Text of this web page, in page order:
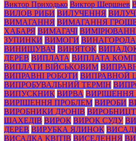
Виктор Приходько Виктор Шершнев
ВИЛОВ РИБИ ВИЛУЧЕННЯ
ВИМАГАННЯ ВИМАГАННЯ
ХАБАРЯ ВИМАГАЧІ
ЗУПИНКИ ВИМОГИ ВИНАГОРОДА
ВИНИЩУВАЧ ВИНЯТОК
ДЕРЕВ ВИПЛАТА ВИПЛАТА
ВИПЛАТИ ВІЙСЬКОВИМ
ВИПРАВНІ РОБОТИ ВИПРАВНОЙ
ВИПРОБУВАЛЬНИЙ ТЕРМІН
ВИПУСКНИК ВИРВА
ВИРІШЕННЯ ПРОБЛЕМ ВИРОБИ
ВИРОБНИКИ ДРОНІВ
ШАХЕДІВ ВИРОК ВИРОК СУДУ
ДЕРЕВ ВИРУБКА ЯЛИНОК
ВИСАДКА КВІТІВ ВИСЕЛЕННЯ